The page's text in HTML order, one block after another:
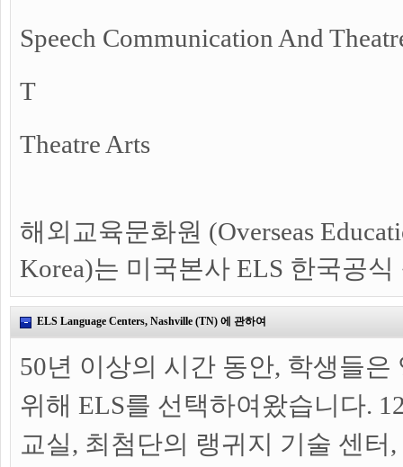
Speech Communication And
T
Theatre Arts
해외교육문화원 (Overseas
Korea)는 미국본사 ELS 한국공
ELS Language Centers, Nashville (TN) 에 관하여
50년 이상의 시간 동안, 학생들
위해 ELS를 선택하여왔습니다.
교실, 최첨단의 랭귀지 기술 센터